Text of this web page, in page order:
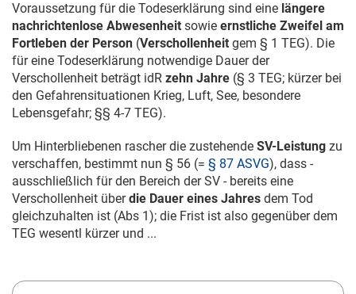
Voraussetzung für die Todeserklärung sind eine längere
nachrichtenlose Abwesenheit sowie ernstliche Zweifel am
Fortleben der Person (Verschollenheit gem § 1 TEG). Die
für eine Todeserklärung notwendige Dauer der
Verschollenheit beträgt idR zehn Jahre (§ 3 TEG; kürzer bei
den Gefahrensituationen Krieg, Luft, See, besondere
Lebensgefahr; §§ 4-7 TEG).
Um Hinterbliebenen rascher die zustehende SV-Leistung zu
verschaffen, bestimmt nun § 56 (= § 87 ASVG), dass -
ausschließlich für den Bereich der SV - bereits eine
Verschollenheit überdie Dauer eines Jahres dem Tod
gleichzuhalten ist (Abs 1); die Frist ist also gegenüber dem
TEG wesentl kürzer und ...